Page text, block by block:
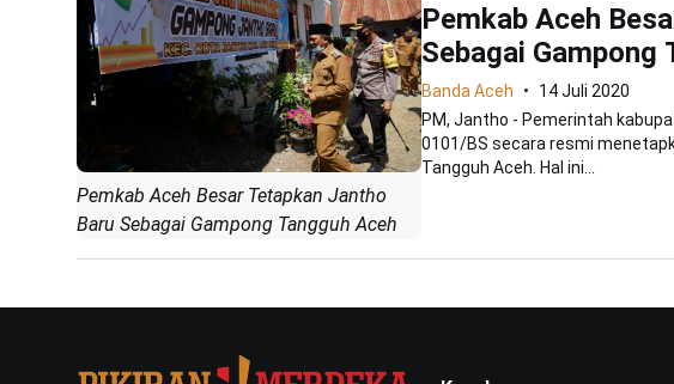
Pemkab Aceh Besar Tetapkan Jantho
Baru Sebagai Gampong Tangguh Aceh
Pemkab Aceh
Sebagai Gampong
Banda Aceh
14 Juli 2020
PM, Jantho - Pemerintah
0101/BS secara resmi
Tangguh Aceh. Hal ini...